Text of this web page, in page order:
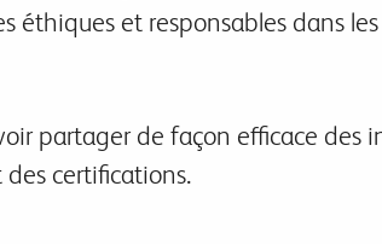
éthiques et responsables dans
partager de façon efficace
certifications.